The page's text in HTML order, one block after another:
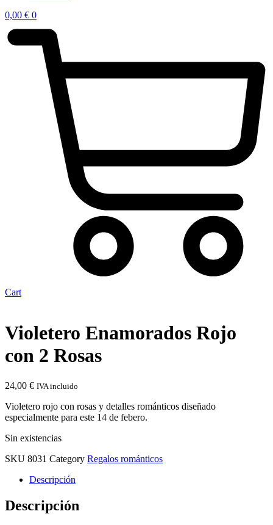
0,00 € 0
Cart
Violetero Enamorados Rojo
con 2 Rosas
24,00 € IVA incluido
Violetero rojo con rosas y detalles románticos diseñado
especialmente para este 14 de febero.
Sin existencias
SKU 8031 Category Regalos románticos
Descripción
Descripción